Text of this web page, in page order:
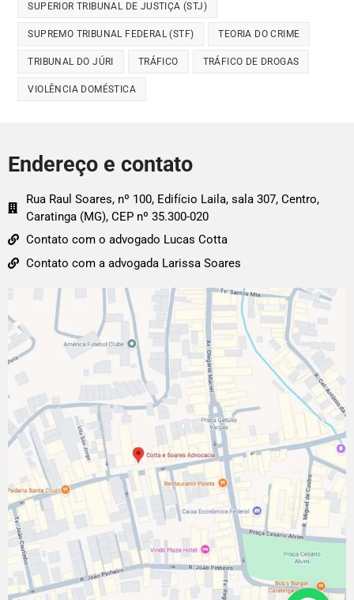
SUPERIOR TRIBUNAL DE JUSTIÇA (STJ)
SUPREMO TRIBUNAL FEDERAL (STF) TEORIA DO CRIME
TRIBUNAL DO JÚRI TRÁFICO TRÁFICO DE DROGAS
VIOLÊNCIA DOMÉSTICA
Endereço e contato
Rua Raul Soares, nº 100, Edifício Laila, sala 307, Centro,
Caratinga (MG), CEP nº 35.300-020
Contato com o advogado Lucas Cotta
Contato com a advogada Larissa Soares